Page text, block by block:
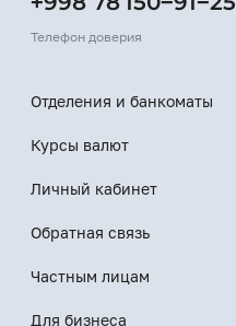
Телефон доверия
Отделения и банкоматы
Курсы валют
Личный кабинет
Обратная связь
Частным лицам
Для бизнеса